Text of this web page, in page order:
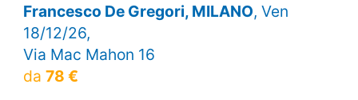
Francesco De Gregori, MILANO, Ven
18/12/26,
Via Mac Mahon 16
da 78 €